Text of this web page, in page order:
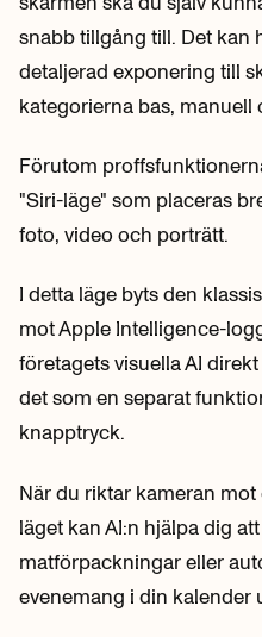
snabb tillgång till. Det kan
detaljerad exponering till
kategorierna bas, manuell
Förutom
"Siri-läge" som placeras
foto, video och porträtt.
I detta läge byts den
mot Apple Intelligence-
företagets visuella AI
det som en separat
knapptryck.
När du riktar kameran
läget kan AI:n hjälpa dig
matförpackningar eller
evenemang i din kalender